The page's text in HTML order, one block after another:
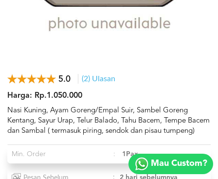
FOODSPOT.CO.ID
5.0 (2) Ulasan
Harga: Rp.1.050.000
Nasi Kuning, Ayam Goreng/Empal Suir, Sambel Goreng
Kentang, Sayur Urap, Telur Balado, Tahu Bacem, Tempe Bacem
dan Sambal ( termasuk piring, sendok dan pisau tumpeng)
Min. Order : 1Pax
: 2 hari sebelumnya
Mau Custom?